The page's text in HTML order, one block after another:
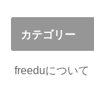
カテゴリー
freeduについて